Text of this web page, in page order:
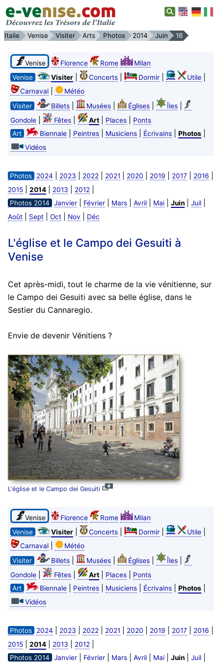
Italie Venise Visiter Arts Photos 2014 Juin 16
Venise Florence Rome
Milan
Venise
Visiter| Concerts| Dormir| Utile|
Carnaval|
Météo
Visiter
Billets| Musées| Églises| Îles|
Gondole| Fêtes| Art| Places|
Ponts
Art
Biennale| Peintres| Musiciens| Écrivains| Photos|
Vidéos
Photos 2024 2023 2022 2021 2020 2019 2017 2016
2015| 2014| 2013 2012
Photos 2014 Janvier| Février| Mars| Avril| Mai| Juin| Juil|
Août| Sept| Oct| Nov Déc
L'église et le Campo dei Gesuiti à
Venise
Cet après-midi, tout le charme de la vie vénitienne, sur
le Campo dei Gesuiti avec sa belle église, dans le
Sestier du Cannaregio.
Envie de devenir Vénitiens ?
L'église et le Campo dei Gesuiti
Venise Florence Rome
Milan
Venise
Visiter| Concerts| Dormir| Utile|
Carnaval|
Météo
Visiter
Billets| Musées| Églises| Îles|
Gondole| Fêtes| Art| Places|
Ponts
Art
Biennale| Peintres| Musiciens| Écrivains| Photos|
Vidéos
Photos 2024 2023 2022 2021 2020 2019 2017 2016
2015| 2014| 2013 2012
Photos 2014 Janvier| Février| Mars| Avril| Mai| Juin| Juil|